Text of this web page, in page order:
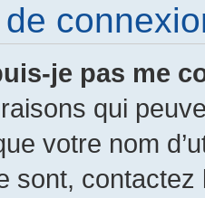
je pas me
qui
votre nom
sont,